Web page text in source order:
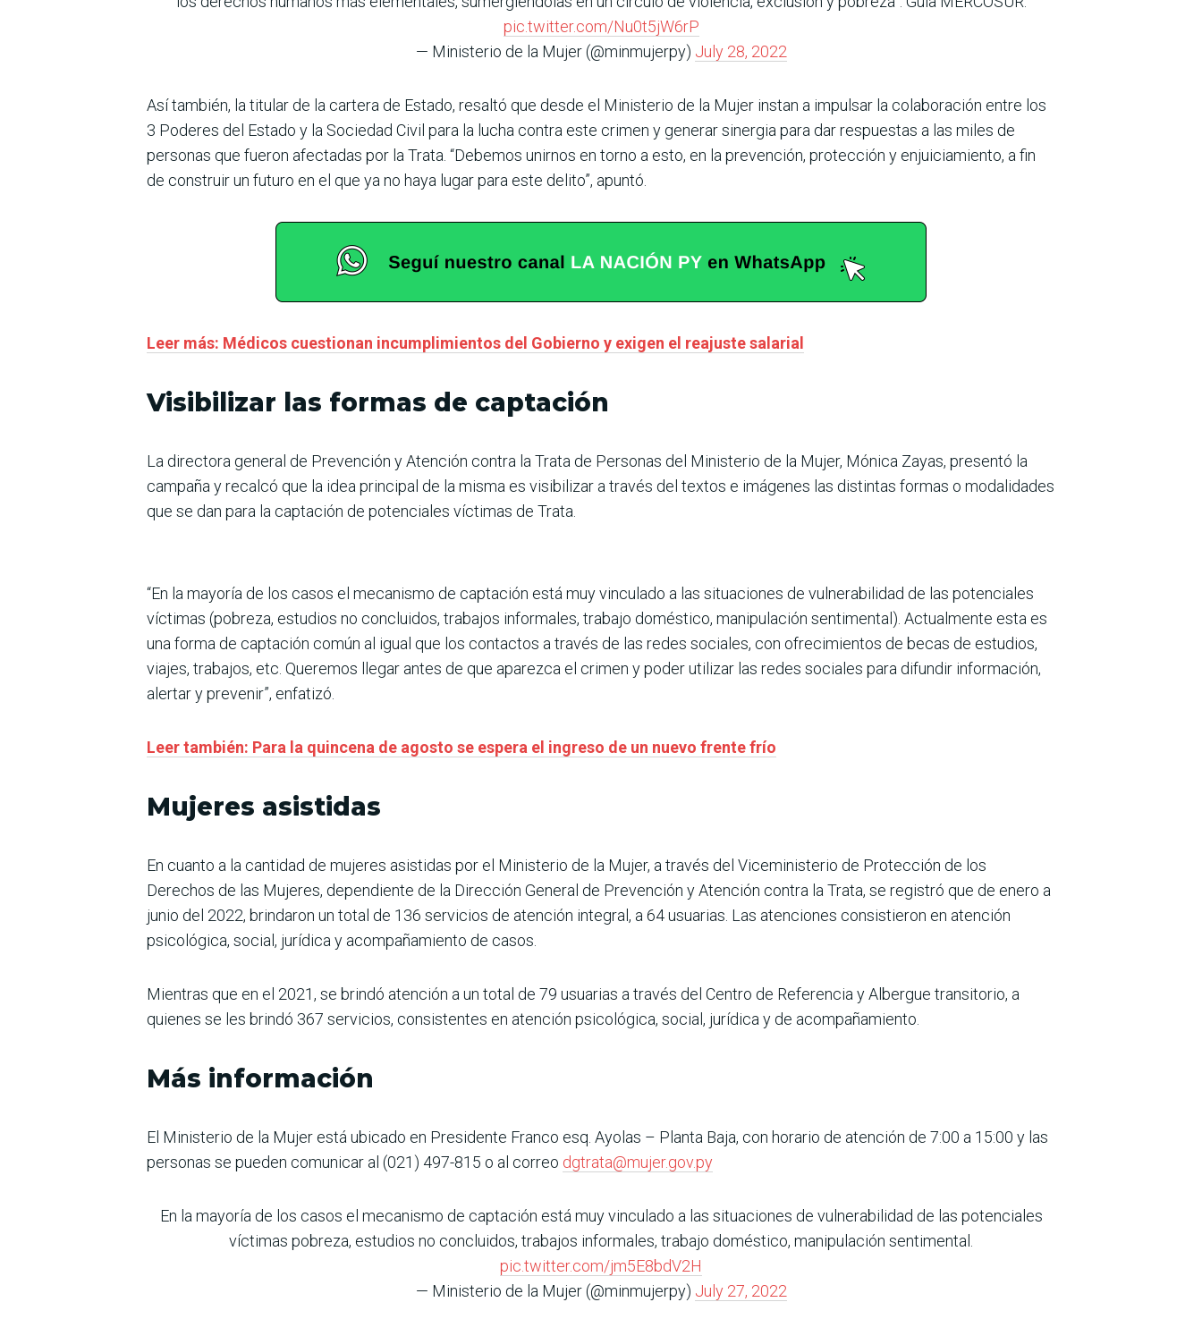
pic.twitter.com/Nu0t5jW6rP
— Ministerio de la Mujer (@minmujerpy) July 28, 2022
Así también, la titular de la cartera de Estado, resaltó que desde el Ministerio de la Mujer instan a impulsar la colaboración entre los
3 Poderes del Estado y la Sociedad Civil para la lucha contra este crimen y generar sinergia para dar respuestas a las miles de
personas que fueron afectadas por la Trata. “Debemos unirnos en torno a esto, en la prevención, protección y enjuiciamiento, a fin
de construir un futuro en el que ya no haya lugar para este delito”, apuntó.
Leer más: Médicos cuestionan incumplimientos del Gobierno y exigen el reajuste salarial
Visibilizar las formas de captación
La directora general de Prevención y Atención contra la Trata de Personas del Ministerio de la Mujer, Mónica Zayas, presentó la
campaña y recalcó que la idea principal de la misma es visibilizar a través del textos e imágenes las distintas formas o modalidades
que se dan para la captación de potenciales víctimas de Trata.
“En la mayoría de los casos el mecanismo de captación está muy vinculado a las situaciones de vulnerabilidad de las potenciales
víctimas (pobreza, estudios no concluidos, trabajos informales, trabajo doméstico, manipulación sentimental). Actualmente esta es
una forma de captación común al igual que los contactos a través de las redes sociales, con ofrecimientos de becas de estudios,
viajes, trabajos, etc. Queremos llegar antes de que aparezca el crimen y poder utilizar las redes sociales para difundir información,
alertar y prevenir”, enfatizó.
Leer también: Para la quincena de agosto se espera el ingreso de un nuevo frente frío
Mujeres asistidas
En cuanto a la cantidad de mujeres asistidas por el Ministerio de la Mujer, a través del Viceministerio de Protección de los
Derechos de las Mujeres, dependiente de la Dirección General de Prevención y Atención contra la Trata, se registró que de enero a
junio del 2022, brindaron un total de 136 servicios de atención integral, a 64 usuarias. Las atenciones consistieron en atención
psicológica, social, jurídica y acompañamiento de casos.
Mientras que en el 2021, se brindó atención a un total de 79 usuarias a través del Centro de Referencia y Albergue transitorio, a
quienes se les brindó 367 servicios, consistentes en atención psicológica, social, jurídica y de acompañamiento.
Más información
El Ministerio de la Mujer está ubicado en Presidente Franco esq. Ayolas – Planta Baja, con horario de atención de 7:00 a 15:00 y las
personas se pueden comunicar al (021) 497-815 o al correo dgtrata@mujer.gov.py
En la mayoría de los casos el mecanismo de captación está muy vinculado a las situaciones de vulnerabilidad de las potenciales
víctimas pobreza, estudios no concluidos, trabajos informales, trabajo doméstico, manipulación sentimental.
pic.twitter.com/jm5E8bdV2H
— Ministerio de la Mujer (@minmujerpy) July 27, 2022